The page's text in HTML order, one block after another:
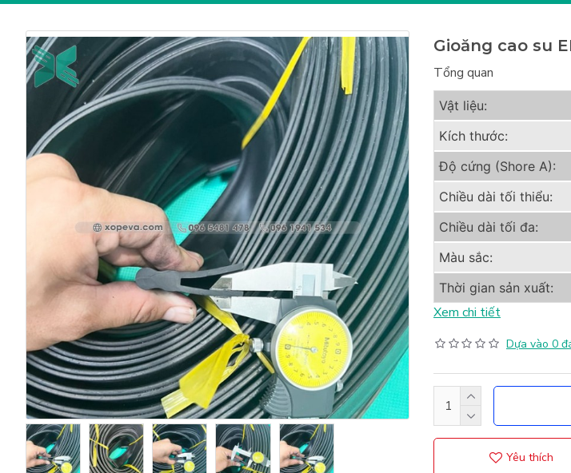
Gioăng cao su
Tổng quan
Vật liệu:
Kích thước:
Độ cứng (Shore A):
Chiều dài tối thiểu:
Chiều dài tối đa:
Màu sắc:
Thời gian sản xuất:
Xem chi tiết
Dựa vào 0
Yêu thích